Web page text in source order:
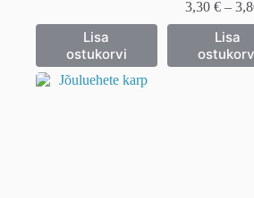
Lisa
ostukorvi
Sellel
tootel
on
mitu
3,30 € –
LisaSellel
on